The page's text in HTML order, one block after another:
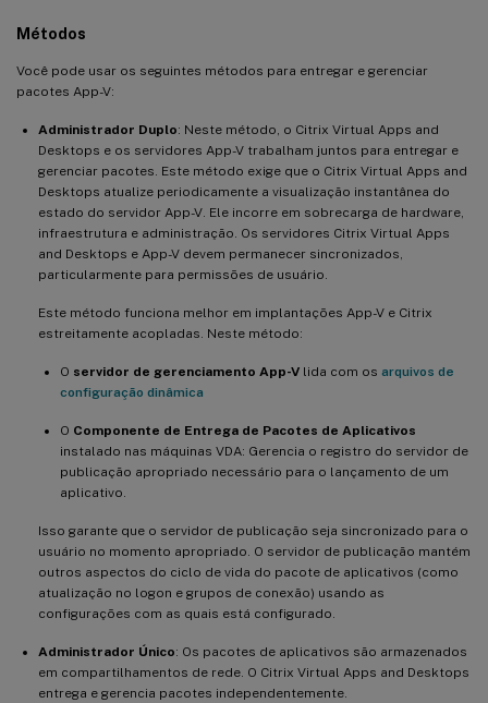
Métodos
Você pode usar os seguintes métodos para entregar e gerenciar
pacotes App-V:
Administrador Duplo: Neste método, o Citrix Virtual Apps and
Desktops e os servidores App-V trabalham juntos para entregar e
gerenciar pacotes. Este método exige que o Citrix Virtual Apps and
Desktops atualize periodicamente a visualização instantânea do
estado do servidor App-V. Ele incorre em sobrecarga de hardware,
infraestrutura e administração. Os servidores Citrix Virtual Apps
and Desktops e App-V devem permanecer sincronizados,
particularmente para permissões de usuário.
Este método funciona melhor em implantações App-V e Citrix
estreitamente acopladas. Neste método:
O servidor de gerenciamento App-V lida com os arquivos de
configuração dinâmica
O Componente de Entrega de Pacotes de Aplicativos
instalado nas máquinas VDA: Gerencia o registro do servidor de
publicação apropriado necessário para o lançamento de um
aplicativo.
Isso garante que o servidor de publicação seja sincronizado para o
usuário no momento apropriado. O servidor de publicação mantém
outros aspectos do ciclo de vida do pacote de aplicativos (como
atualização no logon e grupos de conexão) usando as
configurações com as quais está configurado.
Administrador Único: Os pacotes de aplicativos são armazenados
em compartilhamentos de rede. O Citrix Virtual Apps and Desktops
entrega e gerencia pacotes independentemente.